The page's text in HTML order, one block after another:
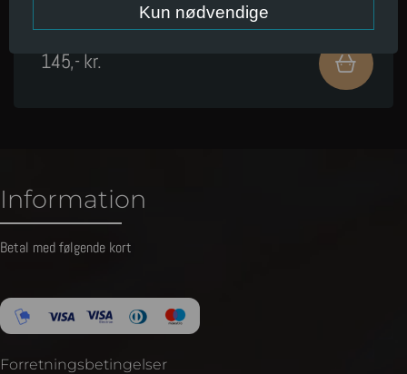
145,-kr.
Information
Betal med følgende kort
Forretningsbetingelser
Kun nødvendige